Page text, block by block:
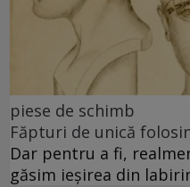
piese de schimb
Făpturi de unică
Dar pentru a fi,
găsim ieșirea din